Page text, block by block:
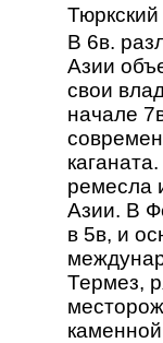
Тюркский
В 6в.
Азии
свои
начале
ремесла
Азии. В
в 5в, и
Термез,